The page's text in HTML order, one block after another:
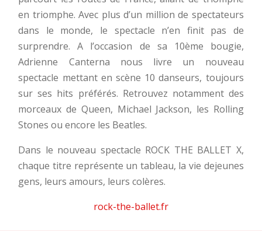
en triomphe. Avec plus d’un million de spectateurs
dans le monde, le spectacle n’en finit pas de
surprendre. A l’occasion de sa 10ème bougie,
Adrienne Canterna nous livre un nouveau
spectacle mettant en scène 10 danseurs, toujours
sur ses hits préférés. Retrouvez notamment des
morceaux de Queen, Michael Jackson, les Rolling
Stones ou encore les Beatles.
Dans le nouveau spectacle ROCK THE BALLET X,
chaque titre représente un tableau, la vie dejeunes
gens, leurs amours, leurs colères.
rock-the-ballet.fr